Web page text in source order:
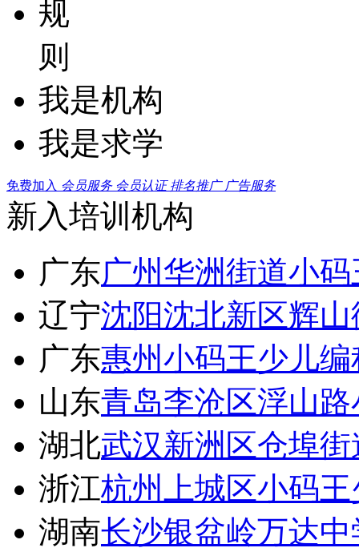
规
则
我是机构
我是求学
免费加入 会员服务 会员认证 排名推广 广告服务
新入培训机构
广东广州华洲街道小
辽宁沈阳沈北新区辉
广东惠州小码王少儿
山东青岛李沧区浮山
湖北武汉新洲区仓埠
浙江杭州上城区小码
湖南长沙银盆岭万达